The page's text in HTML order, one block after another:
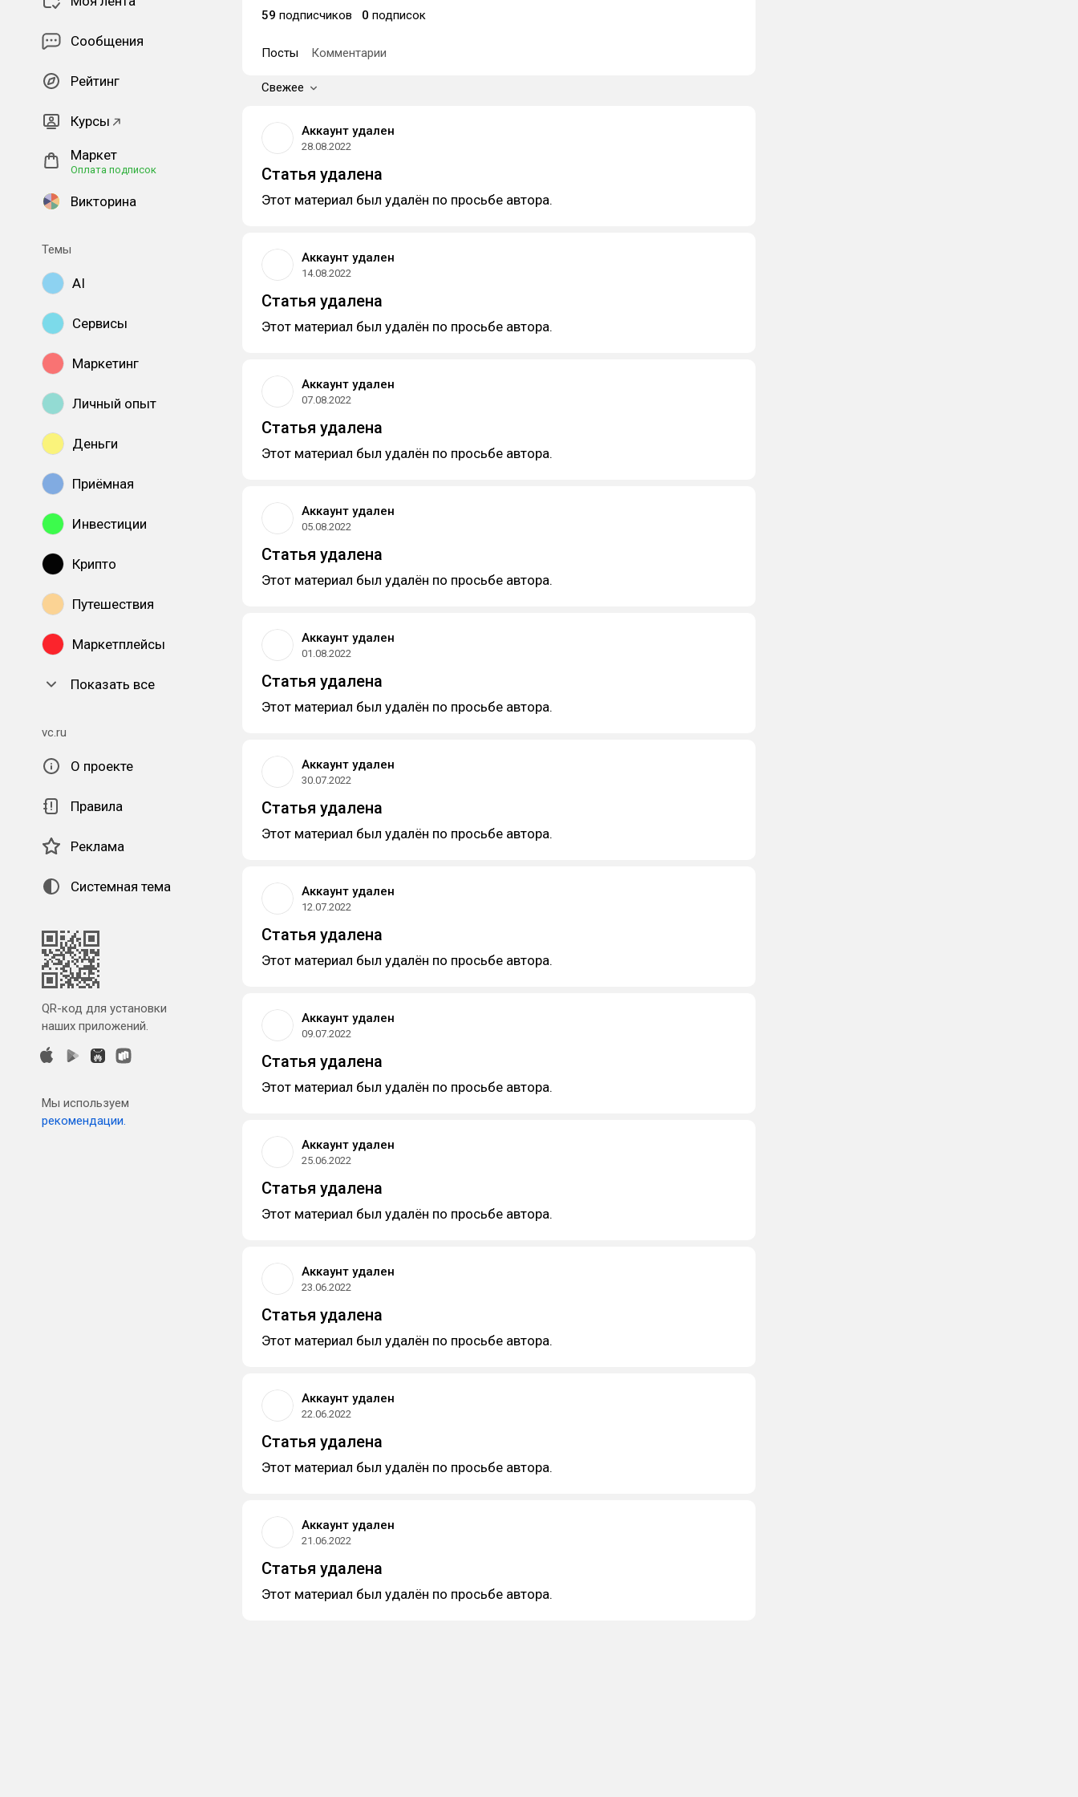
Сообщения
Рейтинг
Курсы
Маркет
Оплата подписок
Викторина
Темы
AI
Сервисы
Маркетинг
Личный опыт
Деньги
Приёмная
Инвестиции
Крипто
Путешествия
Маркетплейсы
Показать все
vc.ru
О проекте
Правила
Реклама
Системная тема
QR-код для установки
наших приложений.
Мы используем
рекомендации.
59 подписчиков 0 подписок
Посты Комментарии
Свежее
Аккаунт удален
28.08.2022
Статья удалена
Этот материал был удалён по просьбе автора.
Аккаунт удален
14.08.2022
Статья удалена
Этот материал был удалён по просьбе автора.
Аккаунт удален
07.08.2022
Статья удалена
Этот материал был удалён по просьбе автора.
Аккаунт удален
05.08.2022
Статья удалена
Этот материал был удалён по просьбе автора.
Аккаунт удален
01.08.2022
Статья удалена
Этот материал был удалён по просьбе автора.
Аккаунт удален
30.07.2022
Статья удалена
Этот материал был удалён по просьбе автора.
Аккаунт удален
12.07.2022
Статья удалена
Этот материал был удалён по просьбе автора.
Аккаунт удален
09.07.2022
Статья удалена
Этот материал был удалён по просьбе автора.
Аккаунт удален
25.06.2022
Статья удалена
Этот материал был удалён по просьбе автора.
Аккаунт удален
23.06.2022
Статья удалена
Этот материал был удалён по просьбе автора.
Аккаунт удален
22.06.2022
Статья удалена
Этот материал был удалён по просьбе автора.
Аккаунт удален
21.06.2022
Статья удалена
Этот материал был удалён по просьбе автора.